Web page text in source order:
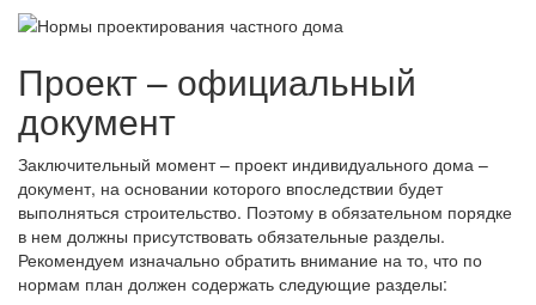
Проект – официальный
документ
Заключительный момент – проект индивидуального дома –
документ, на основании которого впоследствии будет
выполняться строительство. Поэтому в обязательном порядке
в нем должны присутствовать обязательные разделы.
Рекомендуем изначально обратить внимание на то, что по
нормам план должен содержать следующие разделы: